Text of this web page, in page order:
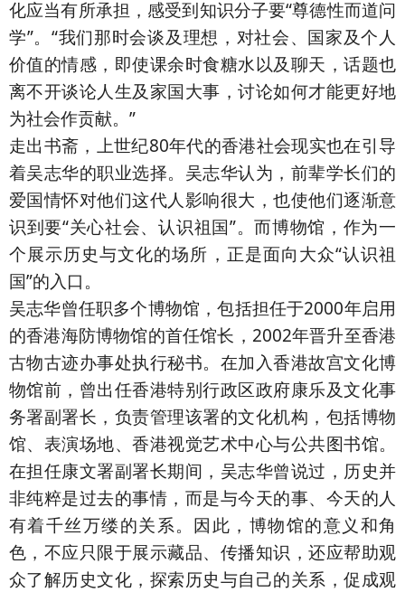
化应当有所承担，感受到知识分子要“尊德性而道问
学”。“我们那时会谈及理想，对社会、国家及个人
价值的情感，即使课余时食糖水以及聊天，话题也
离不开谈论人生及家国大事，讨论如何才能更好地
为社会作贡献。”
走出书斋，上世纪80年代的香港社会现实也在引导
着吴志华的职业选择。吴志华认为，前辈学长们的
爱国情怀对他们这代人影响很大，也使他们逐渐意
识到要“关心社会、认识祖国”。而博物馆，作为一
个展示历史与文化的场所，正是面向大众“认识祖
国”的入口。
吴志华曾任职多个博物馆，包括担任于2000年启用
的香港海防博物馆的首任馆长，2002年晋升至香港
古物古迹办事处执行秘书。在加入香港故宫文化博
物馆前，曾出任香港特别行政区政府康乐及文化事
务署副署长，负责管理该署的文化机构，包括博物
馆、表演场地、香港视觉艺术中心与公共图书馆。
在担任康文署副署长期间，吴志华曾说过，历史并
非纯粹是过去的事情，而是与今天的事、今天的人
有着千丝万缕的关系。因此，博物馆的意义和角
色，不应只限于展示藏品、传播知识，还应帮助观
众了解历史文化，探索历史与自己的关系，促成观